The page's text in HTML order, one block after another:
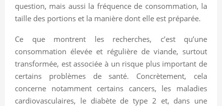
question, mais aussi la fréquence de consommation, la
taille des portions et la manière dont elle est préparée.
Ce que montrent les recherches, c’est qu’une
consommation élevée et régulière de viande, surtout
transformée, est associée à un risque plus important de
certains problèmes de santé. Concrètement, cela
concerne notamment certains cancers, les maladies
cardiovasculaires, le diabète de type 2 et, dans une